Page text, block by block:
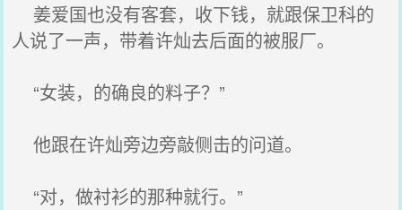
姜爱国也没有客套，收下钱，就跟保卫科的
人说了一声，带着许灿去后面的被服厂。
“女装，的确良的料子？”
他跟在许灿旁边旁敲侧击的问道。
“对，做衬衫的那种就行。”